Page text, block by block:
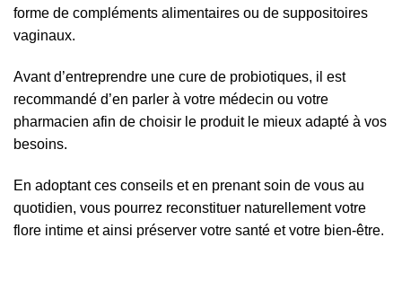
forme de compléments alimentaires ou de suppositoires
vaginaux.
Avant d’entreprendre une cure de probiotiques, il est
recommandé d’en parler à votre médecin ou votre
pharmacien afin de choisir le produit le mieux adapté à vos
besoins.
En adoptant ces conseils et en prenant soin de vous au
quotidien, vous pourrez reconstituer naturellement votre
flore intime et ainsi préserver votre santé et votre bien-être.